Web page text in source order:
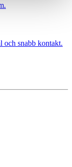
och snabb kontakt.